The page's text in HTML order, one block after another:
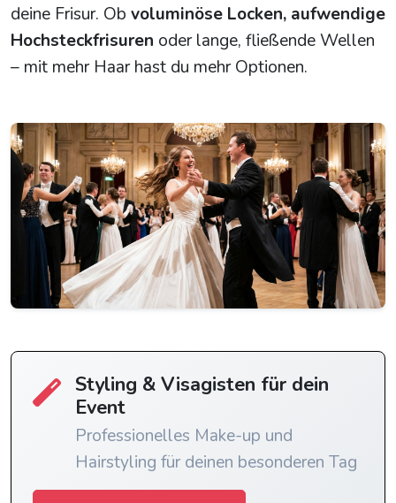
deine Frisur. Ob voluminöse Locken, aufwendige
Hochsteckfrisuren oder lange, fließende Wellen
– mit mehr Haar hast du mehr Optionen.
Styling & Visagisten für dein
Event
Professionelles Make-up und
Hairstyling für deinen besonderen Tag